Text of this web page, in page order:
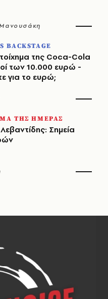
Μανουσάκη
BACKSTAGE
της Coca-Cola
των 10.000 ευρώ -
για το ευρώ;
ΤΗΣ ΗΜΕΡΑΣ
Σημεία